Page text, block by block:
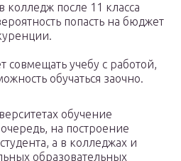
колледж после 11 класса
попасть на бюджет
совмещать учебу с работой,
обучаться заочно.
обучение
на построение
а в колледжах и
образовательных